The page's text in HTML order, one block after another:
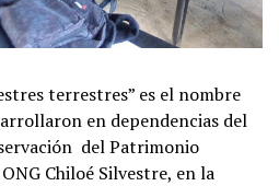
terrestres” es el nombre
en dependencias del
del Patrimonio
Chiloé Silvestre, en la